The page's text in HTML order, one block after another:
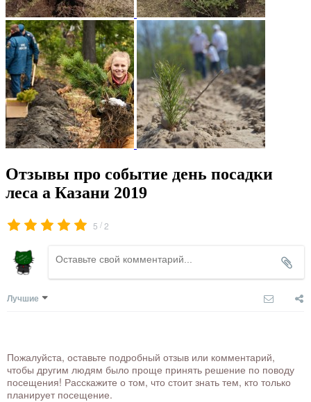
Отзывы про событие день посадки
леса а Казани 2019
5 /2
Лучшие
Пожалуйста, оставьте подробный отзыв или комментарий,
чтобы другим людям было проще принять решение по поводу
посещения! Расскажите о том, что стоит знать тем, кто только
планирует посещение.